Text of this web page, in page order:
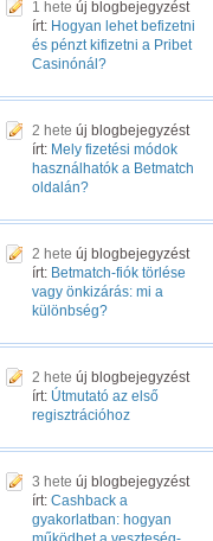
1 hete új blogbejegyzést
írt: Hogyan lehet befizetni
és pénzt kifizetni a Pribet
Casinónál?
2 hete új blogbejegyzést
írt: Mely fizetési módok
használhatók a Betmatch
oldalán?
2 hete új blogbejegyzést
írt: Betmatch-fiók törlése
vagy önkizárás: mi a
különbség?
2 hete új blogbejegyzést
írt: Útmutató az első
regisztrációhoz
3 hete új blogbejegyzést
írt: Cashback a
gyakorlatban: hogyan